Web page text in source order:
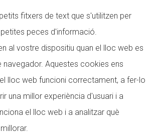
fitxers de text que s'utilitzen per
peces d'informació.
al vostre dispositiu quan el lloc web es
navegador. Aquestes cookies ens
lloc web funcioni correctament, a fer-lo
una millor experiència d'usuari i a
el lloc web i a analitzar què
ESPLAIS
TERCER SECTOR